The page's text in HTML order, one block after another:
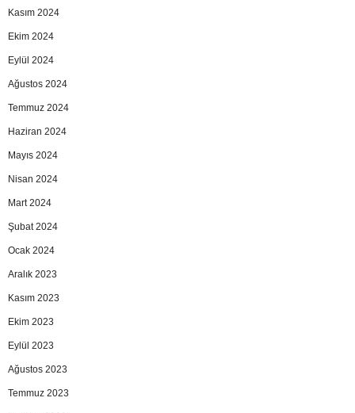
Kasım 2024
Ekim 2024
Eylül 2024
Ağustos 2024
Temmuz 2024
Haziran 2024
Mayıs 2024
Nisan 2024
Mart 2024
Şubat 2024
Ocak 2024
Aralık 2023
Kasım 2023
Ekim 2023
Eylül 2023
Ağustos 2023
Temmuz 2023